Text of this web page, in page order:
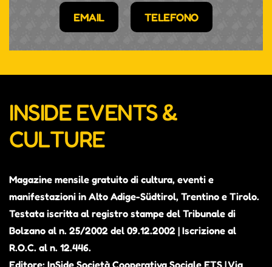
EMAIL TELEFONO
INSIDE EVENTS &
CULTURE
Magazine mensile gratuito di cultura, eventi e
manifestazioni in Alto Adige-Südtirol, Trentino e Tirolo.
Testata iscritta al registro stampe del Tribunale di
Bolzano al n. 25/2002 del 09.12.2002 | Iscrizione al
R.O.C. al n. 12.446.
Editore: InSide Società Cooperativa Sociale ETS | Via